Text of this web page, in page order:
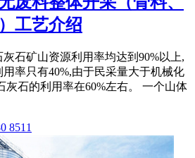
工艺介绍
灰石矿山资源利用率均达到90%以上,
率只有40%,由于民采量大于机械化
灰石的利用率在60%左右。 一个山体
8511